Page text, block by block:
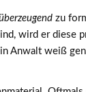
zu
wird er diese
Anwalt weiß